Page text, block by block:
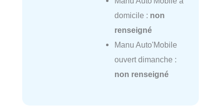
domicile : non
renseigné
Manu Auto'Mobile
ouvert dimanche :
non renseigné